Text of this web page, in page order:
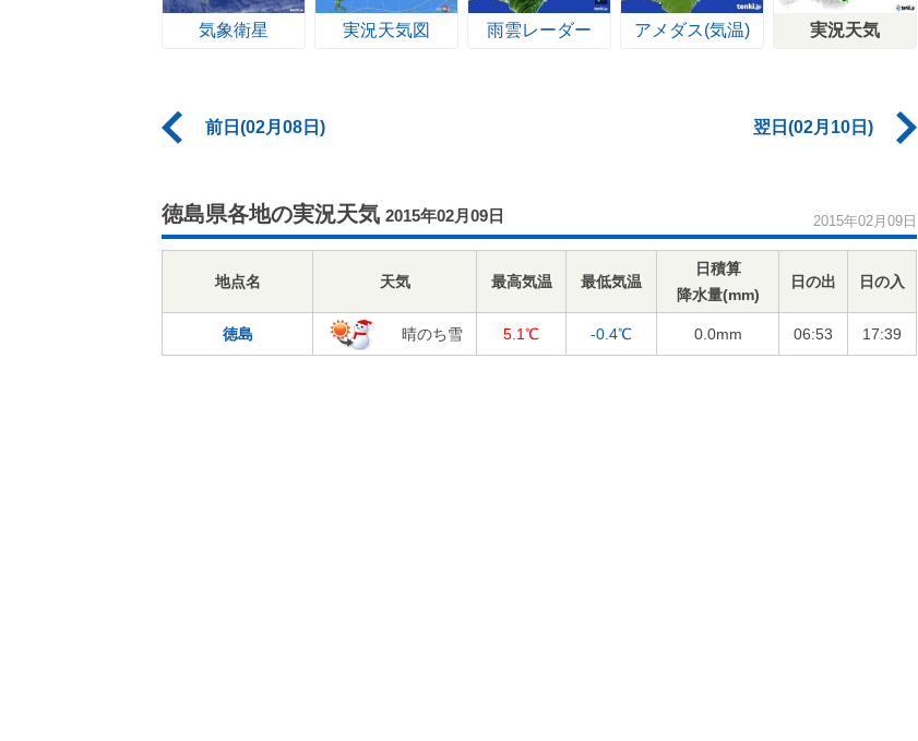
気象衛星 実況天気図 雨雲レーダー アメダス(気温) 実況天気
前日(02月08日) 翌日(02月10日)
徳島県各地の実況天気 2015年02月09日 2015年02月09日
地点名 天気 最高気温 最低気温
日積算
降水量(mm)
日の出 日の入
徳島 晴のち雪 5.1℃ -0.4℃ 0.0mm 06:53 17:39